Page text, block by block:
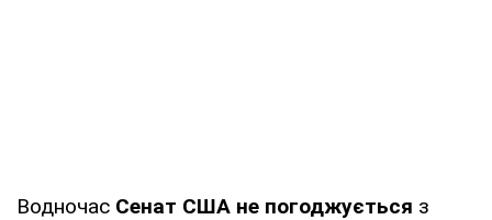
Водночас Сенат США не погоджується з